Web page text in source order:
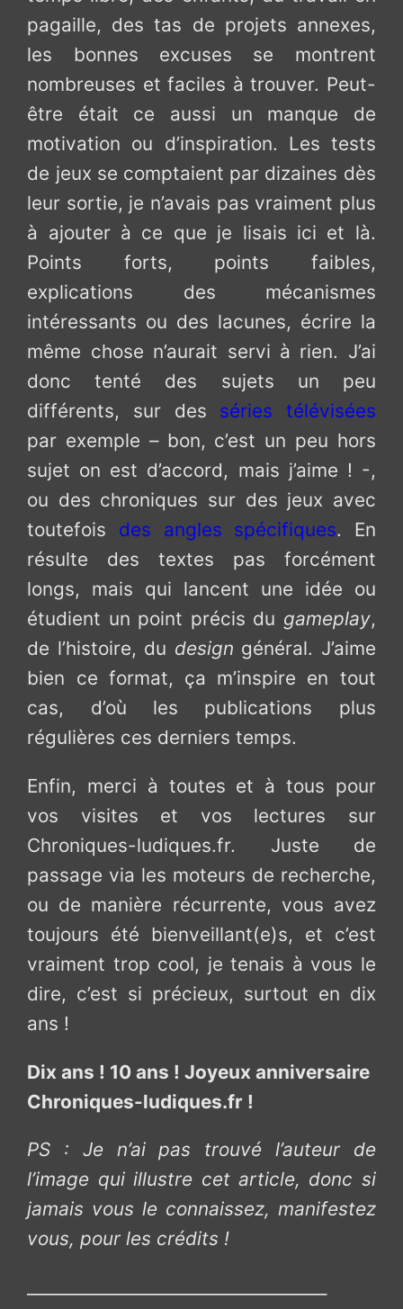
pagaille, des tas de projets annexes,
les bonnes excuses se montrent
nombreuses et faciles à trouver. Peut-
être était ce aussi un manque de
motivation ou d’inspiration. Les tests
de jeux se comptaient par dizaines dès
leur sortie, je n’avais pas vraiment plus
à ajouter à ce que je lisais ici et là.
Points forts, points faibles,
explications des mécanismes
intéressants ou des lacunes, écrire la
même chose n’aurait servi à rien. J’ai
donc tenté des sujets un peu
différents, sur des séries télévisées
par exemple – bon, c’est un peu hors
sujet on est d’accord, mais j’aime ! -,
ou des chroniques sur des jeux avec
toutefois des angles spécifiques. En
résulte des textes pas forcément
longs, mais qui lancent une idée ou
étudient un point précis du gameplay,
de l’histoire, du design général. J’aime
bien ce format, ça m’inspire en tout
cas, d’où les publications plus
régulières ces derniers temps.
Enfin, merci à toutes et à tous pour
vos visites et vos lectures sur
Chroniques-ludiques.fr. Juste de
passage via les moteurs de recherche,
ou de manière récurrente, vous avez
toujours été bienveillant(e)s, et c’est
vraiment trop cool, je tenais à vous le
dire, c’est si précieux, surtout en dix
ans !
Dix ans ! 10 ans ! Joyeux anniversaire
Chroniques-ludiques.fr !
PS : Je n’ai pas trouvé l’auteur de
l’image qui illustre cet article, donc si
jamais vous le connaissez, manifestez
vous, pour les crédits !